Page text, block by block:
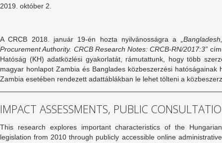
2019. október 2.
A CRCB 2018. január 19-én hozta nyilvánosságra a
Procurement Authority. CRCB Research Notes: CRCB-RN/2017:3”
Hatóság (KH) adatközlési gyakorlatát, rámutattunk, hogy több
magyar honlapot Zambia és Banglades közbeszerzési
Zambia esetében rendezett adattáblákban le lehet tölteni a
IMPACT ASSESSMENTS, PUBLIC
This research explores important characteristics of the Hungarian
legislation from 2010 through publicly accessible online